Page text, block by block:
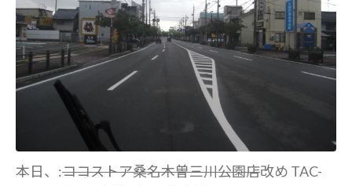
本日、:ココストア桑名木曽三川公園店改め TAC-